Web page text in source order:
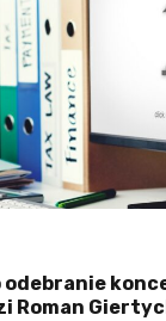
odebranie
Roman